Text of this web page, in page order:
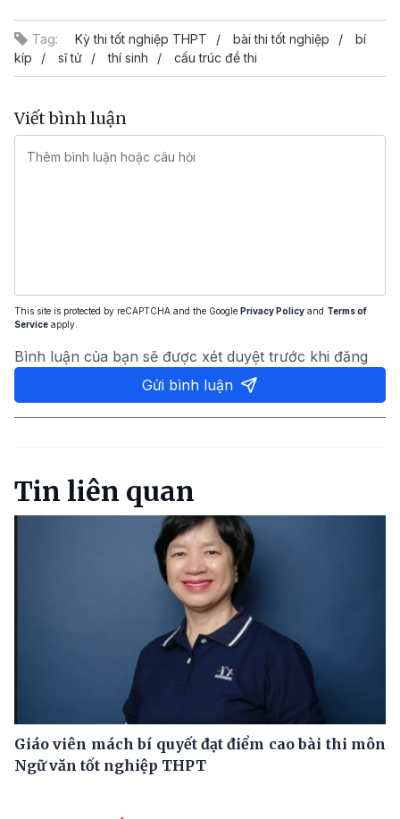
Tag: Kỳ thi tốt nghiệp THPT bài thi tốt nghiệp
bí
kíp
sĩ tử thí sinh cấu trúc đề thi
Viết bình luận
This site is protected by reCAPTCHA and the Google Privacy Policy and Terms of
Service apply.
Bình luận của bạn sẽ được xét duyệt trước khi đăng
Gửi bình luận
Tin liên quan
Giáo viên mách bí quyết đạt điểm cao bài thi môn
Ngữ văn tốt nghiệp THPT